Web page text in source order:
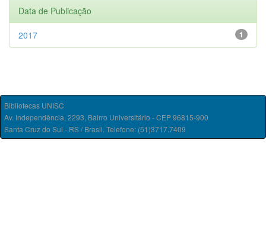
Data de Publicação
1
2017
Bibliotecas UNISC
Av. Independência, 2293, Bairro Universitário - CEP 96815-900
Santa Cruz do Sul - RS / Brasil. Telefone: (51)3717.7409